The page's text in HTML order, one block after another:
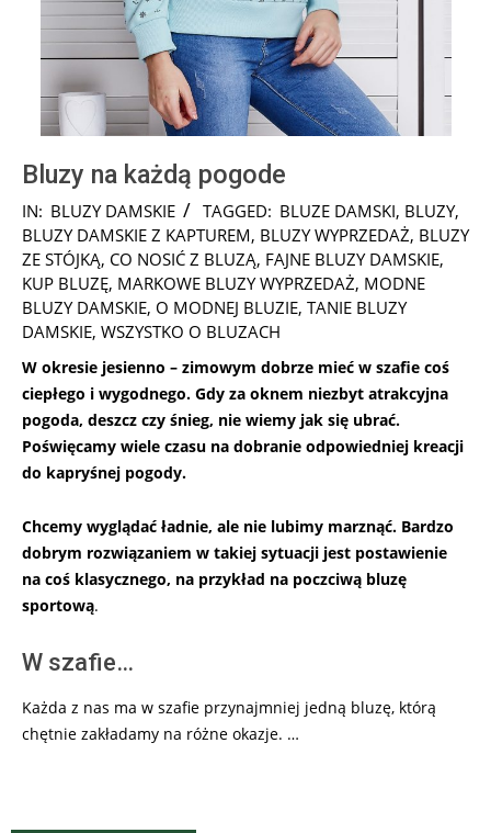
Bluzy na każdą pogode
2017-
11-
30
IN: BLUZY DAMSKIE TAGGED: BLUZE DAMSKI, BLUZY,
BLUZY DAMSKIE Z KAPTUREM, BLUZY WYPRZEDAŻ, BLUZY
ZE STÓJKĄ, CO NOSIĆ Z BLUZĄ, FAJNE BLUZY DAMSKIE,
KUP BLUZĘ, MARKOWE BLUZY WYPRZEDAŻ, MODNE
BLUZY DAMSKIE, O MODNEJ BLUZIE, TANIE BLUZY
DAMSKIE, WSZYSTKO O BLUZACH
W okresie jesienno – zimowym dobrze mieć w szafie coś
ciepłego i wygodnego. Gdy za oknem niezbyt atrakcyjna
pogoda, deszcz czy śnieg, nie wiemy jak się ubrać.
Poświęcamy wiele czasu na dobranie odpowiedniej kreacji
do kapryśnej pogody.
Chcemy wyglądać ładnie, ale nie lubimy marznąć. Bardzo
dobrym rozwiązaniem w takiej sytuacji jest postawienie
na coś klasycznego, na przykład na poczciwą bluzę
sportową.
W szafie…
Każda z nas ma w szafie przynajmniej jedną bluzę, którą
chętnie zakładamy na różne okazje. …